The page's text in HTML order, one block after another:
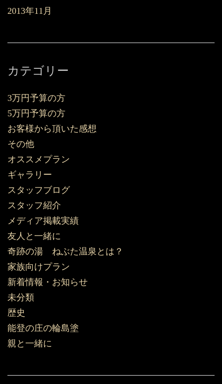
2013年11月
カテゴリー
3万円予算の方
5万円予算の方
お客様から頂いた感想
その他
オススメプラン
ギャラリー
スタッフブログ
スタッフ紹介
メディア掲載実績
友人と一緒に
奇跡の湯 ねぶた温泉とは？
家族向けプラン
新着情報・お知らせ
未分類
歴史
能登の庄の輪島塗
親と一緒に